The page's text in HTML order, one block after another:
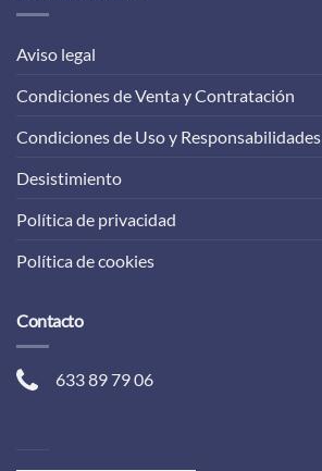
Aviso legal
Condiciones de Venta y Contratación
Condiciones de Uso y Responsabilidades
Desistimiento
Política de privacidad
Política de cookies
Contacto
633 89 79 06